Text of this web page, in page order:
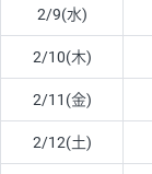
2/9(水)
2/10(木)
2/11(金)
2/12(土)